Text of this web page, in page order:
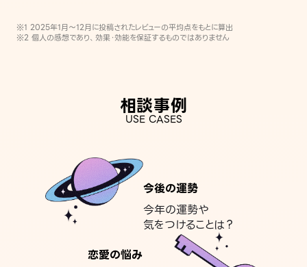
※1 2025年1月〜12月に投稿されたレビューの平均点をもとに算出
※2 個人の感想であり、効果・効能を保証するものではありません
相談事例
USE CASES
今後の運勢
今年の運勢や
気をつけることは？
恋愛の悩み